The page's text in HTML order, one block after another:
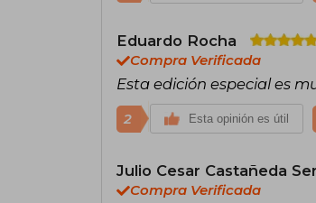
Eduardo Rocha
Compra Verificada
Esta edición especial es
2 Esta opinión es útil
Julio Cesar Castañeda
Compra Verificada